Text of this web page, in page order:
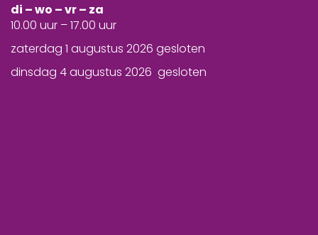
di – wo – vr – za
10.00 uur – 17.00 uur
zaterdag 1 augustus 2026 gesloten
dinsdag 4 augustus 2026 gesloten